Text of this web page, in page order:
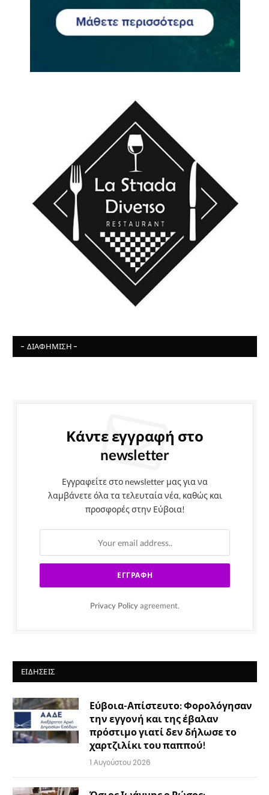
- ΔΙΑΦΉΜΙΣΗ -
Κάντε εγγραφή στο
newsletter
Εγγραφείτε στο newsletter μας για να
λαμβάνετε όλα τα τελευταία νέα, καθώς και
προσφορές στην Εύβοια!
Privacy Policy agreement.
ΕΙΔΉΣΕΙΣ
Εύβοια-Απίστευτο: Φορολόγησαν
την εγγονή και της έβαλαν
πρόστιμο γιατί δεν δήλωσε το
χαρτζιλίκι του παππού!
1 Αυγούστου 2026